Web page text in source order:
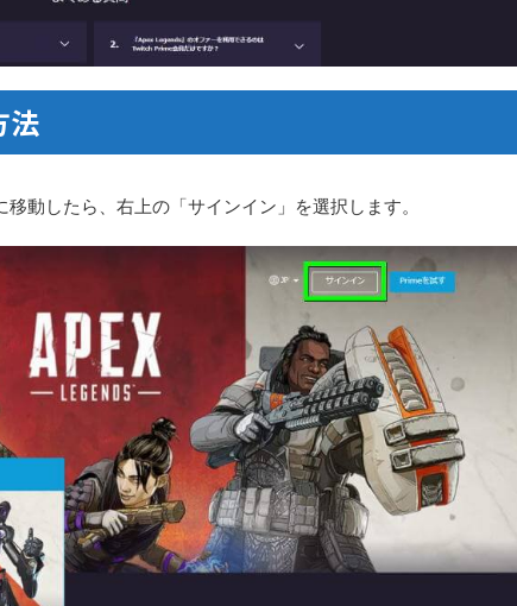
法
動したら、右上の「サインイン」を選択します。